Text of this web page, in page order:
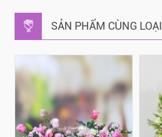
SẢN PHẨM CÙNG LOẠI